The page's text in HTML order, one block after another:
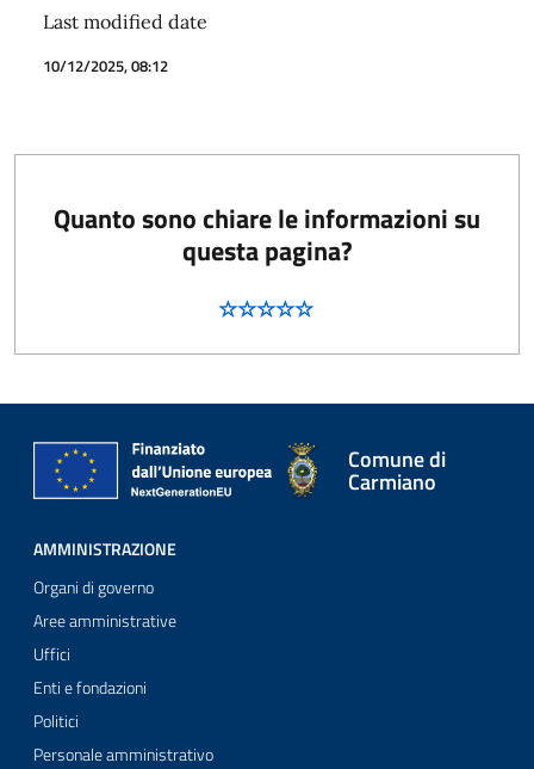
Last modified date
10/12/2025, 08:12
Quanto sono chiare le informazioni su
questa pagina?
Comune di
Carmiano
AMMINISTRAZIONE
Organi di governo
Aree amministrative
Uffici
Enti e fondazioni
Politici
Personale amministrativo